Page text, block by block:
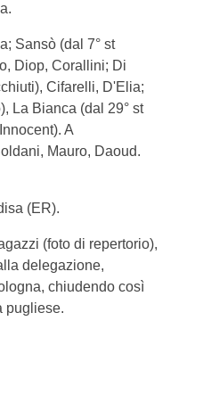
Sansò (dal 7° st
Diop, Corallini; Di
Cifarelli, D'Elia;
La Bianca (dal 29° st
A
Mauro, Daoud.
(ER).
(foto di repertorio),
delegazione,
chiudendo così
pugliese.